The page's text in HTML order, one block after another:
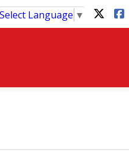
Select Language ▼